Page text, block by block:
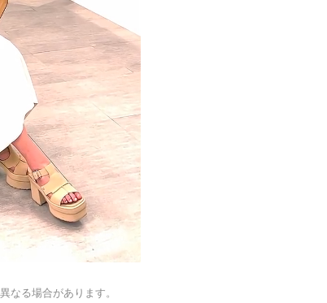
なる場合があります。